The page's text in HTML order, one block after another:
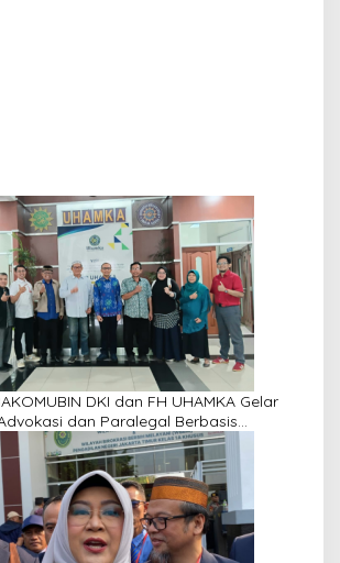
DKI dan FH UHAMKA Gelar
dan Paralegal Berbasis